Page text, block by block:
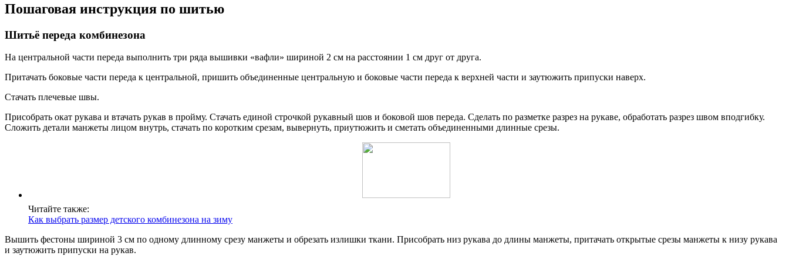
Пошаговая инструкция по шитью
Шитьё переда комбинезона
На центральной части переда выполнить три ряда вышивки «вафли» шириной 2 см на расстоянии 1 см друг от друга.
Притачать боковые части переда к центральной, пришить объединенные центральную и боковые части переда к верхней части и заутюжить припуски наверх.
Стачать плечевые швы.
Присобрать окат рукава и втачать рукав в пройму. Стачать единой строчкой рукавный шов и боковой шов переда. Сделать по разметке разрез на рукаве, обработать разрез швом вподгибку.
Сложить детали манжеты лицом внутрь, стачать по коротким срезам, вывернуть, приутюжить и сметать объединенными длинные срезы.
Читайте также:
Как выбрать размер детского комбинезона на зиму
Вышить фестоны шириной 3 см по одному длинному срезу манжеты и обрезать излишки ткани. Присобрать низ рукава до длины манжеты, притачать открытые срезы манжеты к низу рукава
и заутюжить припуски на рукав.